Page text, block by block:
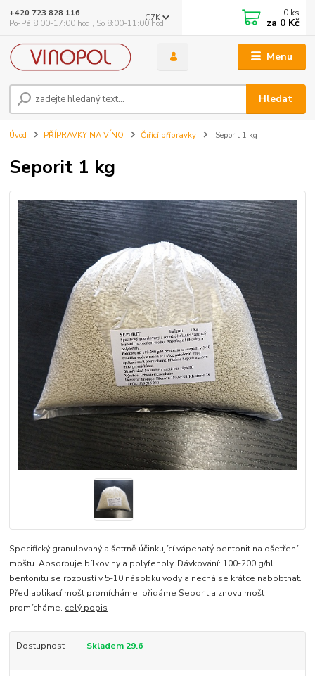
Menu
CZK
Hledat
+420 723 828 116
Po-Pá 8:00-17:00 hod., So 8:00-11:00 hod.
0 ks
za 0 Kč
Úvod PŘÍPRAVKY NA VÍNO Čiřící přípravky Seporit 1 kg
Seporit 1 kg
Specifický granulovaný a šetrně účinkující vápenatý bentonit na ošetření
moštu. Absorbuje bílkoviny a polyfenoly. Dávkování: 100-200 g/hl
bentonitu se rozpustí v 5-10 násobku vody a nechá se krátce nabobtnat.
Před aplikací mošt promícháme, přidáme Seporit a znovu mošt
promícháme. celý popis
Dostupnost Skladem 29.6